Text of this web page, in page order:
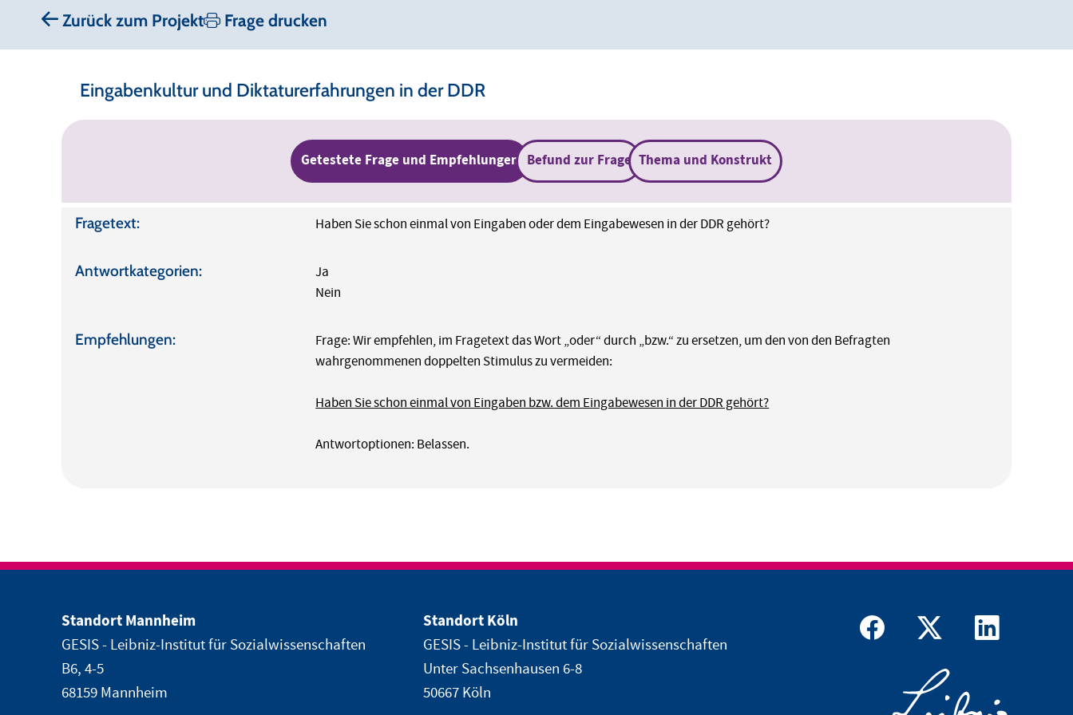
Zurück zum Projekt Frage drucken
Eingabenkultur und Diktaturerfahrungen in der DDR
Getestete Frage und Empfehlungen Befund zur Frage Thema und Konstrukt
Fragetext: Haben Sie schon einmal von Eingaben oder dem Eingabewesen in der DDR gehört?
Antwortkategorien:
Ja
Nein
Empfehlungen:
Frage: Wir empfehlen, im Fragetext das Wort „oder“ durch „bzw.“ zu ersetzen, um den von den Befragten
wahrgenommenen doppelten Stimulus zu vermeiden:
Haben Sie schon einmal von Eingaben bzw. dem Eingabewesen in der DDR gehört?
Antwortoptionen: Belassen.
Standort Mannheim
GESIS - Leibniz-Institut für Sozialwissenschaften
B6, 4-5
68159 Mannheim
Standort Köln
GESIS - Leibniz-Institut für Sozialwissenschaften
Unter Sachsenhausen 6-8
50667 Köln